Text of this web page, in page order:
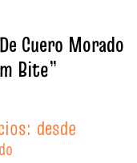
Cuero Morado
Bite”
desde